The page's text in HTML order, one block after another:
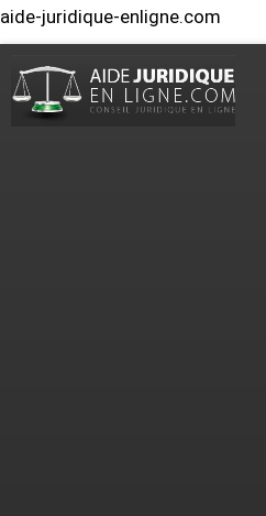
aide-juridique-enligne.com